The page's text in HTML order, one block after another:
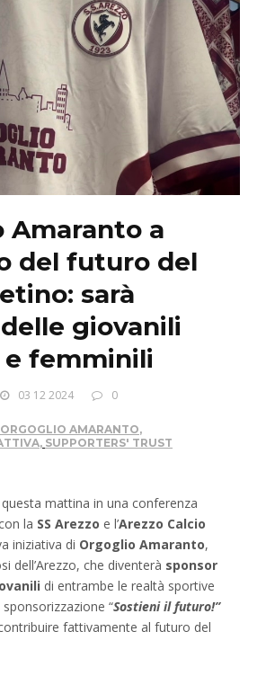
Amaranto a
del futuro del
sarà
giovanili
e femminili
03 12 2024 0
ORGOGLIO AMARANTO,
, SUPPORTERS' TRUST
questa mattina in una conferenza
la SS Arezzo e l’Arezzo Calcio
iniziativa di Orgoglio Amaranto,
dell’Arezzo, che diventerà sponsor
di entrambe le realtà sportive
“Sostieni il futuro!”
fattivamente al futuro del